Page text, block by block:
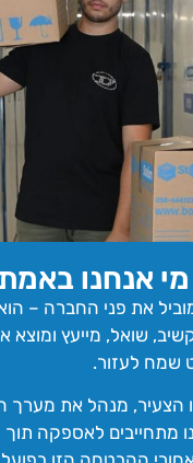
מי אנחנו
מוביל את פני החברה –
שואל, מייעץ ומוצא
שמח לעזור.
הצעיר, מנהל את מערך